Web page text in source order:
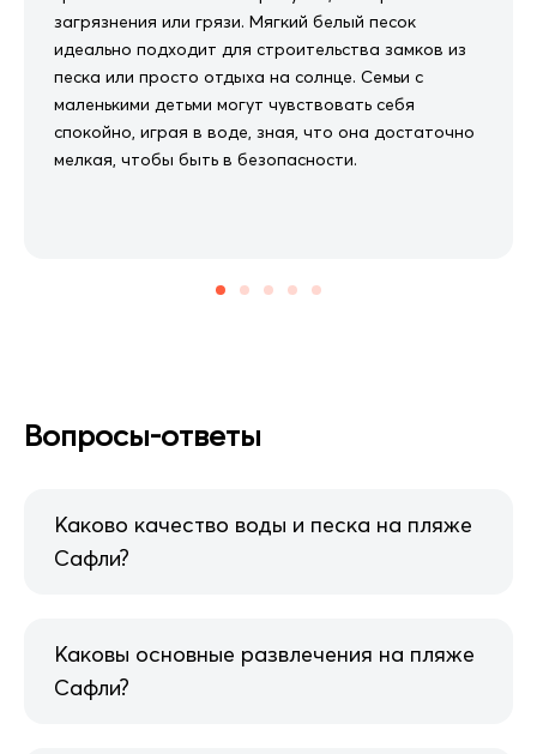
загрязнения или грязи. Мягкий белый песок
идеально подходит для строительства замков из
песка или просто отдыха на солнце. Семьи с
маленькими детьми могут чувствовать себя
спокойно, играя в воде, зная, что она достаточно
мелкая, чтобы быть в безопасности.
Вопросы-ответы
Каково качество воды и песка на пляже
Сафли?
Каковы основные развлечения на пляже
Сафли?